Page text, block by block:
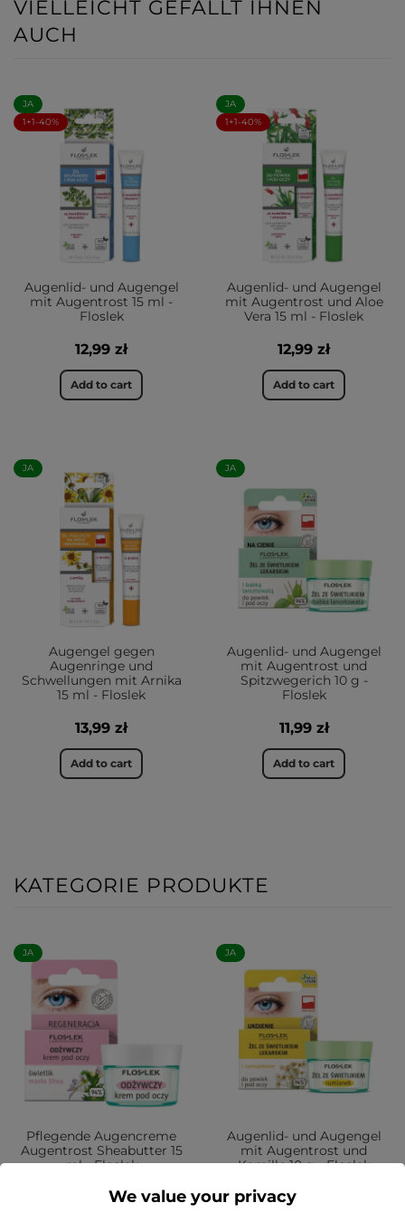
VIELLEICHT GEFÄLLT IHNEN
AUCH
JA
1+1-40%
Augenlid- und Augengel
mit Augentrost 15 ml -
Floslek
12,99 zł
Add to cart
JA
1+1-40%
Augenlid- und Augengel
mit Augentrost und Aloe
Vera 15 ml - Floslek
12,99 zł
Add to cart
JA
Augengel gegen
Augenringe und
Schwellungen mit Arnika
15 ml - Floslek
13,99 zł
Add to cart
JA
Augenlid- und Augengel
mit Augentrost und
Spitzwegerich 10 g -
Floslek
11,99 zł
Add to cart
KATEGORIE PRODUKTE
JA
Pflegende Augencreme
Augentrost Sheabutter 15
ml - Floslek
18,99 zł
JA
Augenlid- und Augengel
mit Augentrost und
Kamille 10 g - Floslek
11,99 zł
We value your privacy